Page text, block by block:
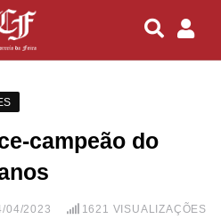
campeão do
04/2023 1621 VISUALIZAÇÕES